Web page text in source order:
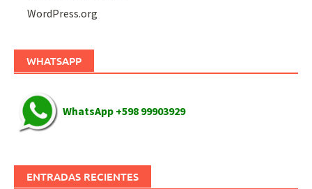
WordPress.org
WHATSAPP
WhatsApp +598 99903929
ENTRADAS RECIENTES